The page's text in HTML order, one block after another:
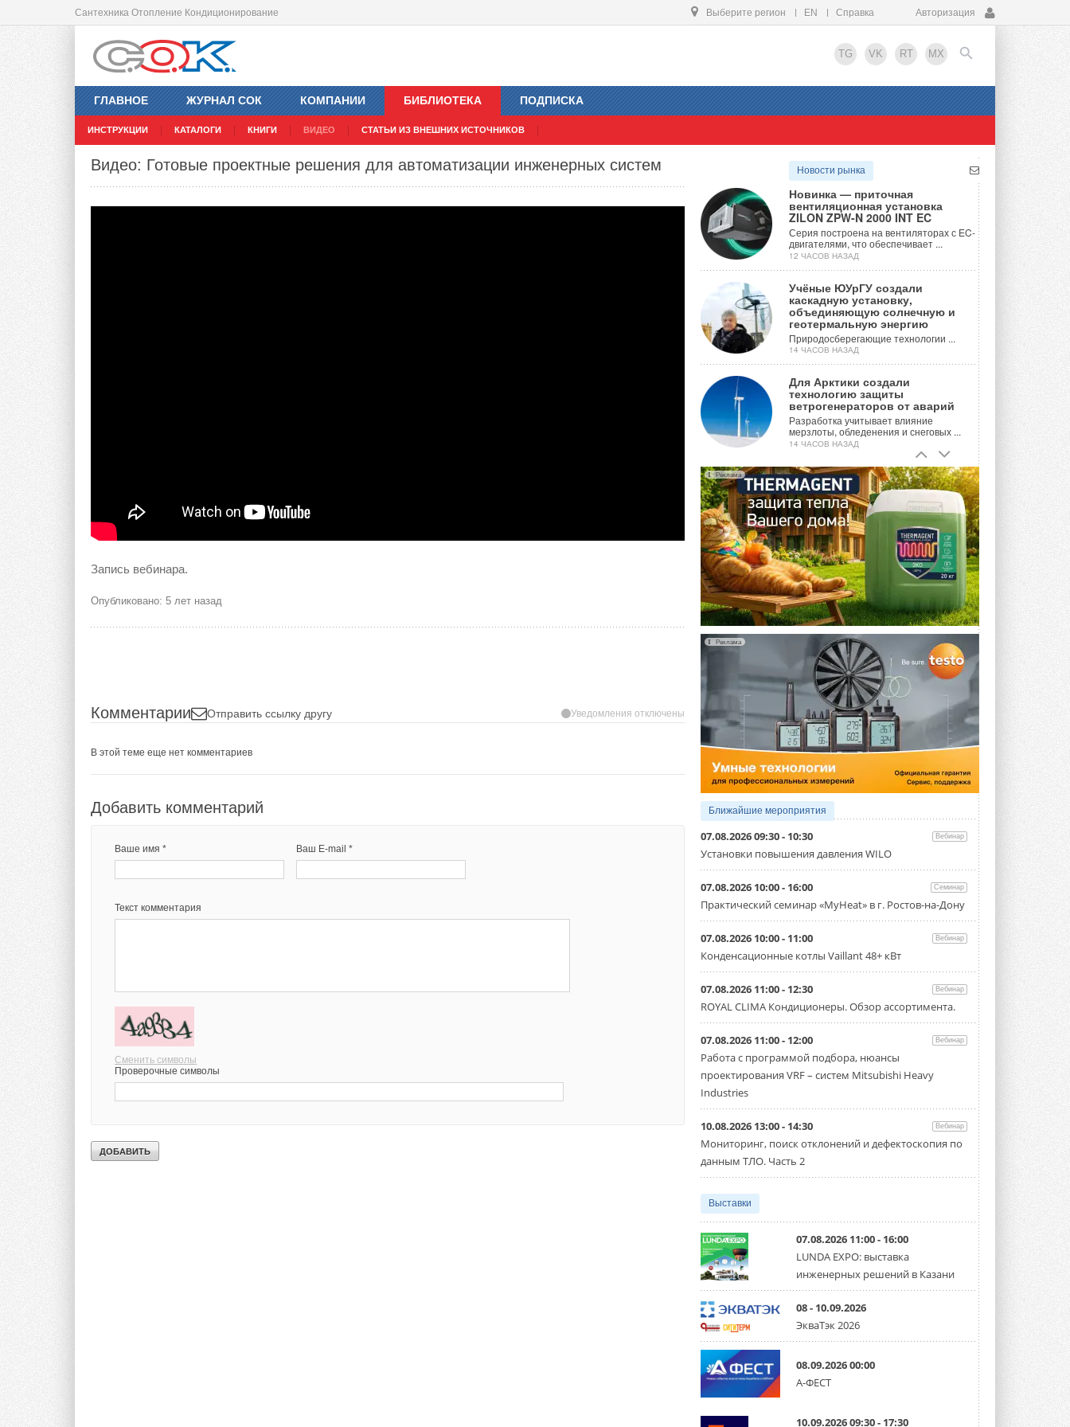
Сантехника Отопление Кондиционирование Выберите регион EN Справка Авторизация
TG VK RT MX
ГЛАВНОЕ ЖУРНАЛ СОК КОМПАНИИ БИБЛИОТЕКА
ИНСТРУКЦИИ КАТАЛОГИ КНИГИ ВИДЕО СТАТЬИ ИЗ ВНЕШНИХ ИСТОЧНИКОВ
ПОДПИСКА
EN
Видео: Готовые проектные решения для автоматизации инженерных систем
Запись вебинара.
Опубликовано: 5 лет назад
Комментарии Отправить ссылку другу Уведомления отключены
В этой теме еще нет комментариев
Добавить комментарий
Ваше имя * Ваш E-mail *
Текст комментария
Сменить символы
Проверочные символы
Новости рынка
Новинка — приточная
вентиляционная установка
ZILON ZPW-N 2000 INT EC
Серия построена на вентиляторах с EC-
двигателями, что обеспечивает ...
12 ЧАСОВ НАЗАД
Учёные ЮУрГУ создали
каскадную установку,
объединяющую солнечную и
геотермальную энергию
Природосберегающие технологии ...
14 ЧАСОВ НАЗАД
Для Арктики создали
технологию защиты
ветрогенераторов от аварий
Разработка учитывает влияние
мерзлоты, обледенения и снеговых ...
14 ЧАСОВ НАЗАД
Гибридный тепловой насос PV/T
с одним общим испарителем
Исследователи предложили
конструкцию двухисточникового ...
ВЧЕРА
21-й ежегодный форум
«ЦОД-2026»
Мероприятие пройдет 2-3 сентября в
отеле Radisson Slavyanskaya. Форум
посетит более двух тысяч участников ...
ВЧЕРА
Китайская Shenling представила
линейку тепловых насосов
«воздух-вода» на R290
Серия ThermaX R290 All-In-One
включает три модели ...
4 АВГУСТА 2026
Тепловые насосы в связке с
солнечной генерацией и
накопителем снижают
потребление на 60%
Исследователи из Италии установили ...
4 АВГУСТА 2026
«РУСКЛИМАТ Fest 2026» в Уфе
собрал свыше 700 профи
климатической отрасли
Организатором выступил торгово-
производственный холдинг ...
3 АВГУСТА 2026
«Датарк» испытал модульный
ЦОД с плотностью 54 кВт на
стойку
Испытания прошли на собственной
производственной площадке и были ...
3 АВГУСТА 2026
Samsung выпускает VRF-
систему DVM на R32
Линейка включает семь типоразмеров
производительностью от 22,4 до 56 кВт.
«СиСофт Девелопмент» подвел
итоги конкурса студенческих
проектов «ТИМ-лидеры 2026»
«Русклимат» укрепляет
партнёрство за Уралом
Президент Омского землячества в
Москве Михаил Тимошенко посетил
Омск с трёхдневным рабочим визитом ...
31 ИЮЛЯ 2026
Carrier модернизирует
флагманский чиллер AquaEdge
19XR
Чиллер получил новую версию,
работающую на хладагенте R1234ze ...
31 ИЮЛЯ 2026
Mitsubishi расширяет
Реклама
Реклама
Ближайшие мероприятия
07.08.2026 09:30 - 10:30 Вебинар
Установки повышения давления WILO
07.08.2026 10:00 - 16:00 Семинар
Практический семинар «MyHeat» в г. Ростов-на-Дону
07.08.2026 10:00 - 11:00 Вебинар
Конденсационные котлы Vaillant 48+ кВт
07.08.2026 11:00 - 12:30 Вебинар
ROYAL CLIMA Кондиционеры. Обзор ассортимента.
07.08.2026 11:00 - 12:00 Вебинар
Работа с программой подбора, нюансы
проектирования VRF – систем Mitsubishi Heavy
Industries
10.08.2026 13:00 - 14:30 Вебинар
Мониторинг, поиск отклонений и дефектоскопия по
данным ТЛО. Часть 2
Выставки
07.08.2026 11:00 - 16:00
LUNDA EXPO: выставка
инженерных решений в Казани
08 - 10.09.2026
ЭкваТэк 2026
08.09.2026 00:00
А-ФЕСТ
10.09.2026 09:30 - 17:30